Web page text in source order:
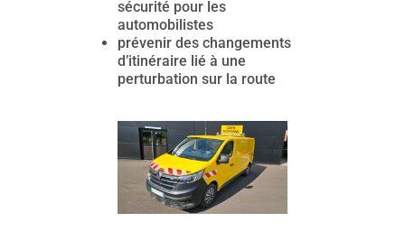
sécurité pour les
automobilistes
prévenir des changements
d’itinéraire lié à une
perturbation sur la route